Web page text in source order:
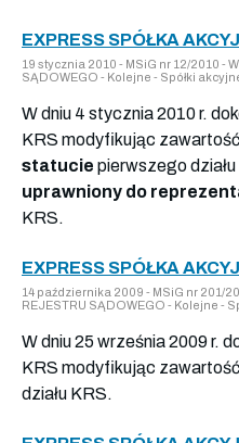
EXPRESS SPÓŁKA
19 stycznia 2010 - MSiG nr 12/2010 -
SĄDOWEGO - Kolejne - Spółki
W dniu 4 stycznia 2010 r.
KRS modyfikując
statucie pierwszego
uprawniony do
KRS.
EXPRESS SPÓŁKA
14 października 2009 - MSiG nr 201/
REJESTRU SĄDOWEGO - Kolejne -
W dniu 25 września 2009 r.
KRS modyfikując
działu KRS.